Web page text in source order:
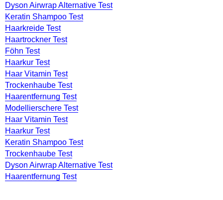
Dyson Airwrap Alternative Test
Keratin Shampoo Test
Haarkreide Test
Haartrockner Test
Föhn Test
Haarkur Test
Haar Vitamin Test
Trockenhaube Test
Haarentfernung Test
Modellierschere Test
Haar Vitamin Test
Haarkur Test
Keratin Shampoo Test
Trockenhaube Test
Dyson Airwrap Alternative Test
Haarentfernung Test